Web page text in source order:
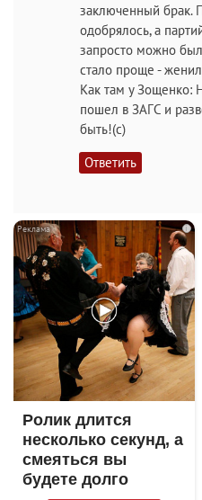
заключенный брак.
одобрялось, а
запросто можно
стало проще -
Как там у Зощенко:
пошел в ЗАГС и
быть!(с)
Ответить
i
Ролик длится
несколько секунд, а
смеяться вы
будете долго